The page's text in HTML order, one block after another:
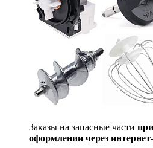
Заказы на запасные части
оформлении через